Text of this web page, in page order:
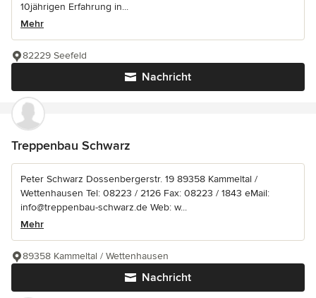
10jährigen Erfahrung in...
Mehr
Nachricht
82229 Seefeld
Treppenbau Schwarz
Peter Schwarz Dossenbergerstr. 19 89358 Kammeltal /
Wettenhausen Tel: 08223 / 2126 Fax: 08223 / 1843 eMail:
info@treppenbau-schwarz.de Web: w...
Mehr
Nachricht
89358 Kammeltal / Wettenhausen